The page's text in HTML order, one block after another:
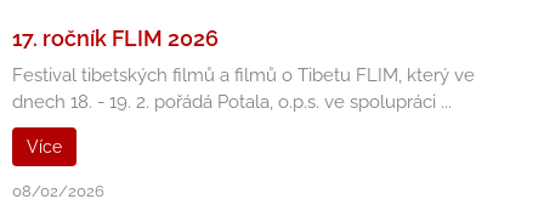
17. ročník FLIM 2026
Festival tibetských filmů a filmů o Tibetu FLIM, který ve
dnech 18. - 19. 2. pořádá Potala, o.p.s. ve spolupráci ...
Více
08/02/2026